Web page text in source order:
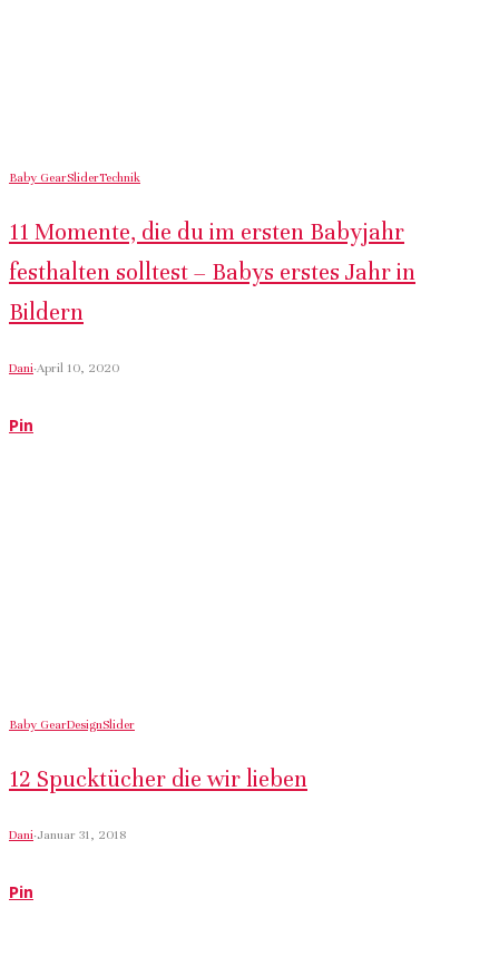
Baby GearSliderTechnik
11 Momente, die du im ersten Babyjahr
festhalten solltest – Babys erstes Jahr in
Bildern
Dani·April 10, 2020
Pin
Baby GearDesignSlider
12 Spucktücher die wir lieben
Dani·Januar 31, 2018
Pin